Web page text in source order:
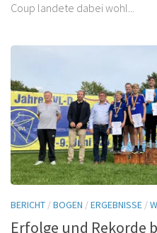
Coup landete dabei wohl...
BERICHT /BOGEN /ERGEBNISSE /
Erfolge und Rekorde